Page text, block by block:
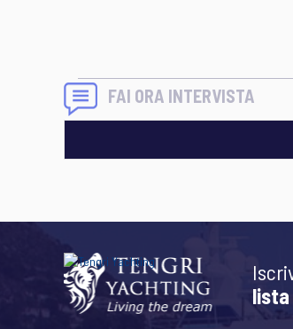
FAI ORA INTERVISTA